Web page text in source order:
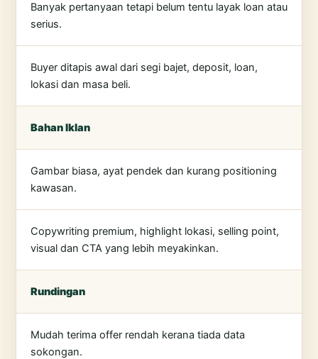
Banyak pertanyaan tetapi belum tentu layak loan atau
serius.
Buyer ditapis awal dari segi bajet, deposit, loan,
lokasi dan masa beli.
Bahan Iklan
Gambar biasa, ayat pendek dan kurang positioning
kawasan.
Copywriting premium, highlight lokasi, selling point,
visual dan CTA yang lebih meyakinkan.
Rundingan
Mudah terima offer rendah kerana tiada data
sokongan.